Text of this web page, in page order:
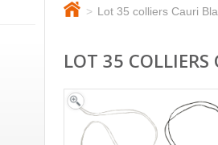
> Lot 35 colliers Cauri
LOT 35 COLLIERS